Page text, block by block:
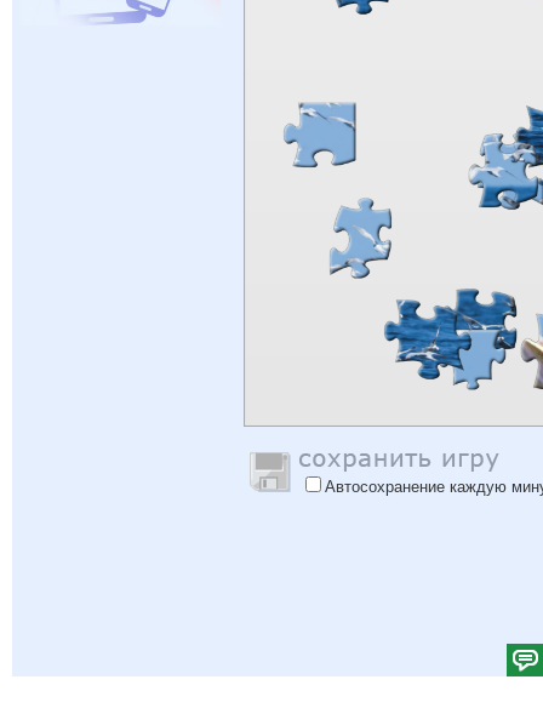
Автосохранение каждую